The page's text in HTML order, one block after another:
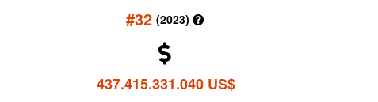
#32 (2023)
437.415.331.040 US$